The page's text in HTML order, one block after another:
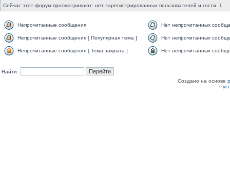
Сейчас этот форум просматривают: нет зарегистрированных пользователей и гости: 1
Непрочитанные сообщения Нет непрочитанных
Непрочитанные сообщения [ Популярная тема ] Нет непрочитанных
Непрочитанные сообщения [ Тема закрыта ] Нет непрочитанных
Найти:
Создано на основе